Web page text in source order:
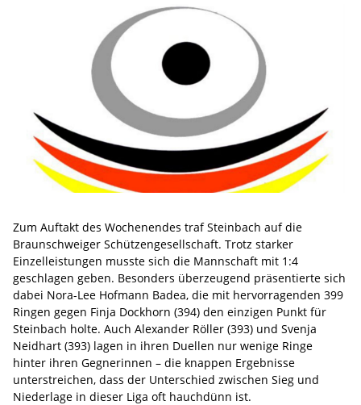
Zum Auftakt des Wochenendes traf Steinbach auf die
Braunschweiger Schützengesellschaft. Trotz starker
Einzelleistungen musste sich die Mannschaft mit 1:4
geschlagen geben. Besonders überzeugend präsentierte sich
dabei Nora-Lee Hofmann Badea, die mit hervorragenden 399
Ringen gegen Finja Dockhorn (394) den einzigen Punkt für
Steinbach holte. Auch Alexander Röller (393) und Svenja
Neidhart (393) lagen in ihren Duellen nur wenige Ringe
hinter ihren Gegnerinnen – die knappen Ergebnisse
unterstreichen, dass der Unterschied zwischen Sieg und
Niederlage in dieser Liga oft hauchdünn ist.